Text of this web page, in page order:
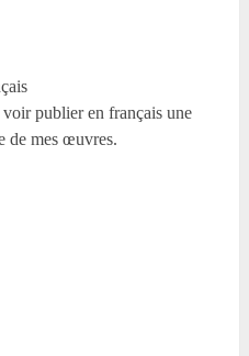
publier en français une
de mes œuvres.